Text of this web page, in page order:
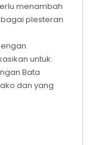
menambah
plesteran
untuk:
Bata
dan yang